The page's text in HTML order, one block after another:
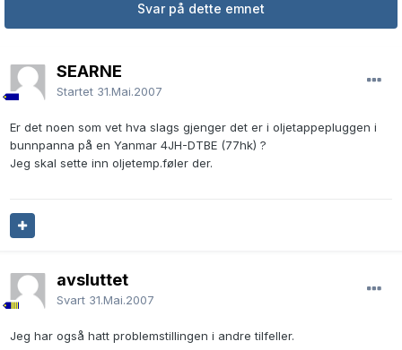
Svar på dette emnet
SEARNE
Startet 31.Mai.2007
Er det noen som vet hva slags gjenger det er i oljetappepluggen i
bunnpanna på en Yanmar 4JH-DTBE (77hk) ?
Jeg skal sette inn oljetemp.føler der.
avsluttet
Svart 31.Mai.2007
Jeg har også hatt problemstillingen i andre tilfeller.